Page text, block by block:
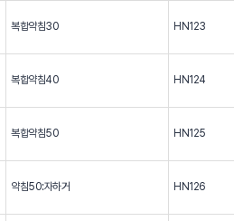
복합약침30 HN123
복합약침40 HN124
복합약침50 HN125
약침50:자하거 HN126